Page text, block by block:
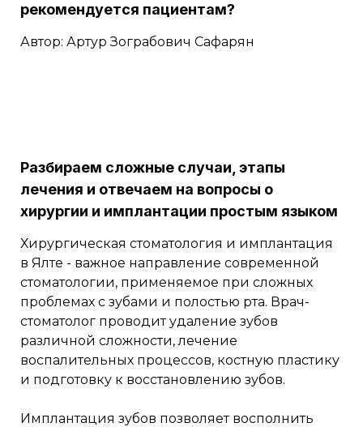
рекомендуется пациентам?
Автор: Артур Зограбович Сафарян
Разбираем сложные случаи, этапы
лечения и отвечаем на вопросы о
хирургии и имплантации простым языком
Хирургическая стоматология и имплантация
в Ялте - важное направление современной
стоматологии, применяемое при сложных
проблемах с зубами и полостью рта. Врач-
стоматолог проводит удаление зубов
различной сложности, лечение
воспалительных процессов, костную пластику
и подготовку к восстановлению зубов.
Имплантация зубов позволяет восполнить